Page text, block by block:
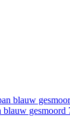
gesmoord